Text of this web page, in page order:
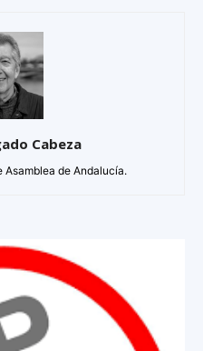
Cabeza
Asamblea de Andalucía.